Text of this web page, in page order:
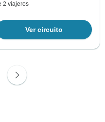
2 viajeros
Ver circuito